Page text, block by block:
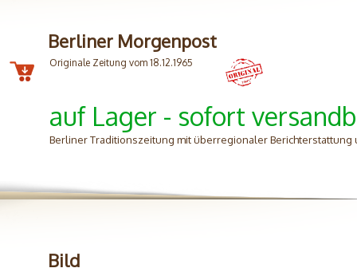
Berliner Morgenpost
Originale Zeitung vom 18.12.1965
auf Lager - sofort
Berliner Traditionszeitung mit überregionaler
Bild